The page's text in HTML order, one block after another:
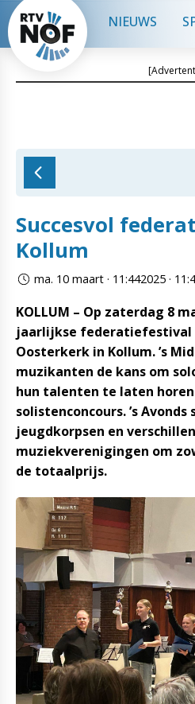
NIEUWS
Succesvol
Kollum
ma. 10 maart · 11:442025 ·
KOLLUM – Op zaterdag 8
jaarlijkse federatiefestival
Oosterkerk in Kollum. ’s
muzikanten de kans om
hun talenten te laten
solistenconcours. ’s
jeugdkorpsen en
muziekverenigingen om
de totaalprijs.